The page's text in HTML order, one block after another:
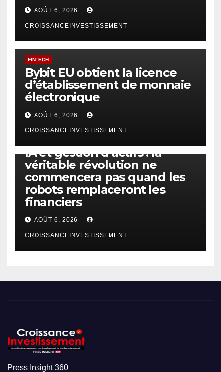
AOÛT 6, 2026
CROISSANCEINVESTISSEMENT
FINTECH
Bybit EU obtient la licence
d’établissement de monnaie
électronique
AOÛT 6, 2026
CROISSANCEINVESTISSEMENT
IA et gestion d’actifs : la
véritable révolution ne
commencera pas quand les
robots remplaceront les
financiers
AOÛT 6, 2026
CROISSANCEINVESTISSEMENT
Press Insight 360